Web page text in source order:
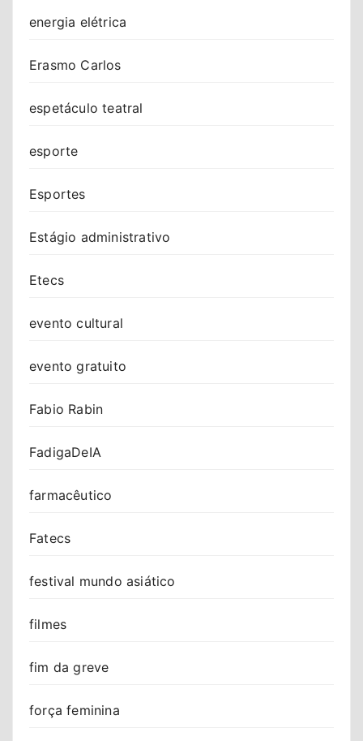
energia elétrica
Erasmo Carlos
espetáculo teatral
esporte
Esportes
Estágio administrativo
Etecs
evento cultural
evento gratuito
Fabio Rabin
FadigaDeIA
farmacêutico
Fatecs
festival mundo asiático
filmes
fim da greve
força feminina